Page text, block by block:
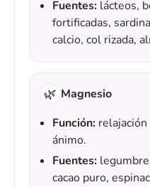
Fuentes:lácteos,
fortificadas,
calcio, col rizada,
🌿 Magnesio
Función:relajación
ánimo.
Fuentes:
cacao puro,